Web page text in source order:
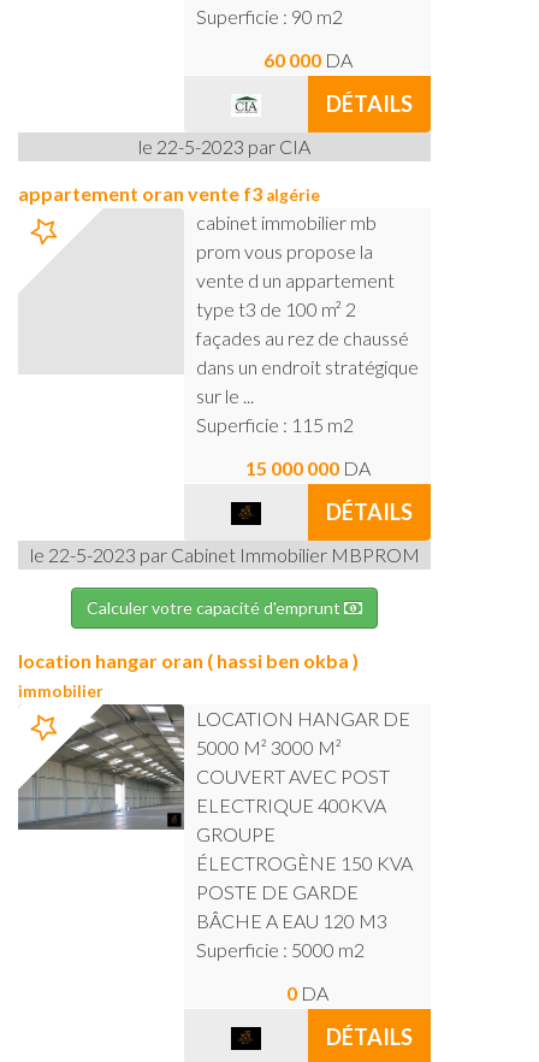
Superficie : 90 m2
60 000 DA
DÉTAILS
le 22-5-2023 par CIA
appartement oran vente f3 algérie
cabinet immobilier mb
prom vous propose la
vente d un appartement
type t3 de 100 m² 2
façades au rez de chaussé
dans un endroit stratégique
sur le ...
Superficie : 115 m2
15 000 000 DA
DÉTAILS
le 22-5-2023 par Cabinet Immobilier MBPROM
Calculer votre capacité d'emprunt
location hangar oran ( hassi ben okba )
immobilier
LOCATION HANGAR DE
5000 M² 3000 M²
COUVERT AVEC POST
ELECTRIQUE 400KVA
GROUPE
ÉLECTROGÈNE 150 KVA
POSTE DE GARDE
BÂCHE A EAU 120 M3
Superficie : 5000 m2
0 DA
DÉTAILS